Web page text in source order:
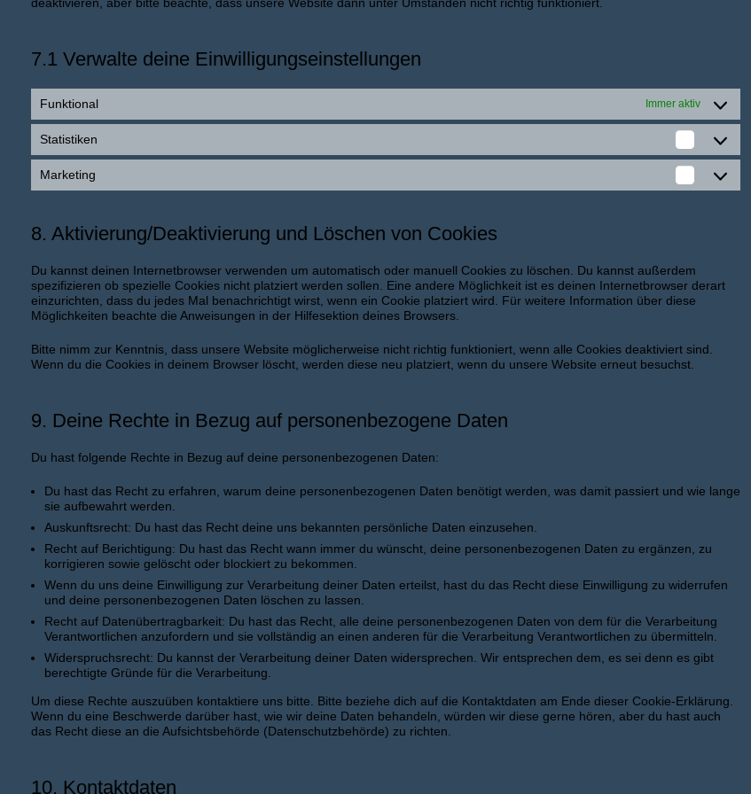
7.1 Verwalte deine Einwilligungseinstellungen
Funktional Immer aktiv
Statistiken Statistiken
Marketing Marketing
8. Aktivierung/Deaktivierung und Löschen von Cookies
Du kannst deinen Internetbrowser verwenden um automatisch oder manuell Cookies zu löschen. Du kannst außerdem
spezifizieren ob spezielle Cookies nicht platziert werden sollen. Eine andere Möglichkeit ist es deinen Internetbrowser derart
einzurichten, dass du jedes Mal benachrichtigt wirst, wenn ein Cookie platziert wird. Für weitere Information über diese
Möglichkeiten beachte die Anweisungen in der Hilfesektion deines Browsers.
Bitte nimm zur Kenntnis, dass unsere Website möglicherweise nicht richtig funktioniert, wenn alle Cookies deaktiviert sind.
Wenn du die Cookies in deinem Browser löscht, werden diese neu platziert, wenn du unsere Website erneut besuchst.
9. Deine Rechte in Bezug auf personenbezogene Daten
Du hast folgende Rechte in Bezug auf deine personenbezogenen Daten:
Du hast das Recht zu erfahren, warum deine personenbezogenen Daten benötigt werden, was damit passiert und wie lange
sie aufbewahrt werden.
Auskunftsrecht: Du hast das Recht deine uns bekannten persönliche Daten einzusehen.
Recht auf Berichtigung: Du hast das Recht wann immer du wünscht, deine personenbezogenen Daten zu ergänzen, zu
korrigieren sowie gelöscht oder blockiert zu bekommen.
Wenn du uns deine Einwilligung zur Verarbeitung deiner Daten erteilst, hast du das Recht diese Einwilligung zu widerrufen
und deine personenbezogenen Daten löschen zu lassen.
Recht auf Datenübertragbarkeit: Du hast das Recht, alle deine personenbezogenen Daten von dem für die Verarbeitung
Verantwortlichen anzufordern und sie vollständig an einen anderen für die Verarbeitung Verantwortlichen zu übermitteln.
Widerspruchsrecht: Du kannst der Verarbeitung deiner Daten widersprechen. Wir entsprechen dem, es sei denn es gibt
berechtigte Gründe für die Verarbeitung.
Um diese Rechte auszuüben kontaktiere uns bitte. Bitte beziehe dich auf die Kontaktdaten am Ende dieser Cookie-Erklärung.
Wenn du eine Beschwerde darüber hast, wie wir deine Daten behandeln, würden wir diese gerne hören, aber du hast auch
das Recht diese an die Aufsichtsbehörde (Datenschutzbehörde) zu richten.
10. Kontaktdaten